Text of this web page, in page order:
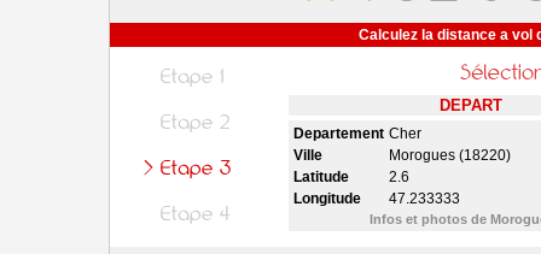
Calculez la distance a vol
DEPART
Departement Cher
Ville
Morogues (18220)
Latitude
2.6
Longitude
47.233333
Infos et photos de